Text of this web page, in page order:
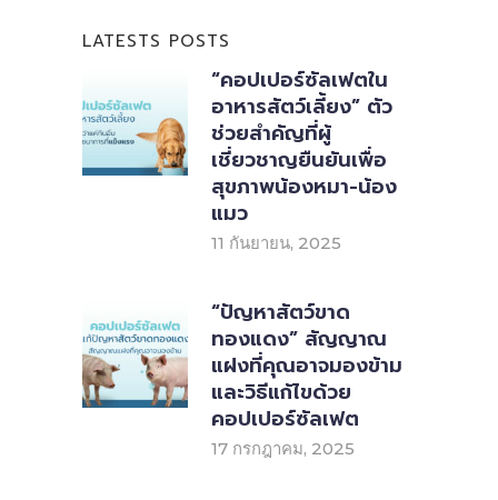
LATESTS POSTS
“คอปเปอร์ซัลเฟตใน
อาหารสัตว์เลี้ยง” ตัว
ช่วยสำคัญที่ผู้
เชี่ยวชาญยืนยันเพื่อ
สุขภาพน้องหมา-น้อง
แมว
11 กันยายน, 2025
“ปัญหาสัตว์ขาด
ทองแดง” สัญญาณ
แฝงที่คุณอาจมองข้าม
และวิธีแก้ไขด้วย
คอปเปอร์ซัลเฟต
17 กรกฎาคม, 2025